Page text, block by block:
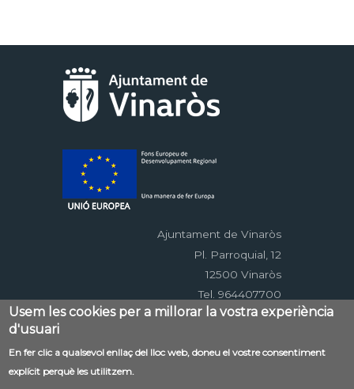
Ajuntament de Vinaròs
Pl. Parroquial, 12
12500 Vinaròs
Tel. 964407700
Menú
al
Contacte Avís legal
Mapa web
Accessibilitat
Usem les cookies per a millorar la vostra experiència
d'usuari
En fer clic a qualsevol enllaç del lloc web, doneu el vostre consentiment
explícit perquè les utilitzem.